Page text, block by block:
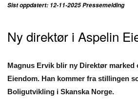
Sist oppdatert: 12-11-2025 Pressemelding
Ny direktør i Aspelin
Magnus Ervik blir ny Direktør marked
Eiendom. Han kommer fra stillingen
Boligutvikling i Skanska Norge.